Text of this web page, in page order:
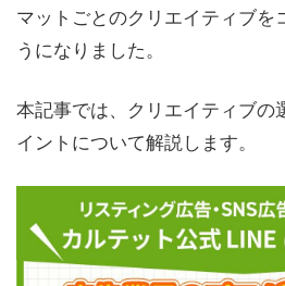
マットごとのクリエイティブを
うになりました。
本記事では、クリエイティブの
イントについて解説します。